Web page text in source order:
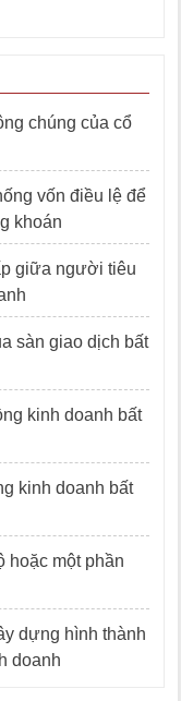
chúng của cổ
vốn điều lệ để
khoán
giữa người tiêu
sàn giao dịch bất
kinh doanh bất
kinh doanh bất
hoặc một phần
dựng hình thành
doanh